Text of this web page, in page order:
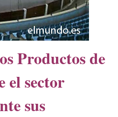
Productos de
el sector
sus